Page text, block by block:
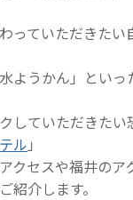
っていただきたい
ようかん」といっ
していただきたい
ル 」
クセスや福井のア
紹介します。